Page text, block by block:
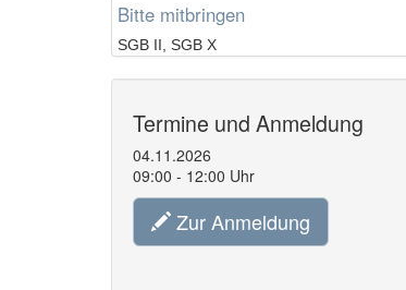
Bitte mitbringen
SGB II, SGB X
Termine und Anmeldung
04.11.2026
09:00 - 12:00 Uhr
Zur Anmeldung